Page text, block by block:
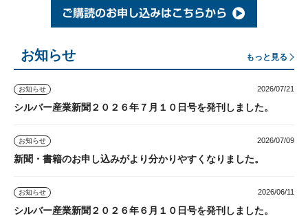
お知らせ もっと見る
お知らせ 2026/07/21
シルバー産業新聞２０２６年７月１０日号を発刊しました。
お知らせ 2026/07/09
新聞・書籍のお申し込みがより分かりやすくなりました。
お知らせ 2026/06/11
シルバー産業新聞２０２６年６月１０日号を発刊しました。